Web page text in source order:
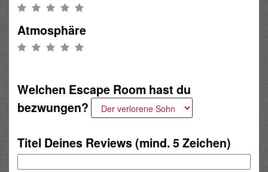
Atmosphäre
Welchen Escape Room hast du
bezwungen?
Titel Deines Reviews (mind. 5 Zeichen)